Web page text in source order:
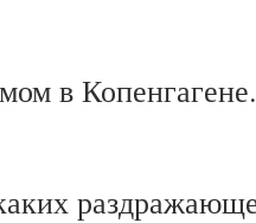
в Копенгагене.